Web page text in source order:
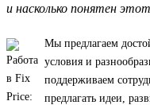
и насколько понятен
Мы предлагаем
условия и
поддерживаем
предлагать идеи,